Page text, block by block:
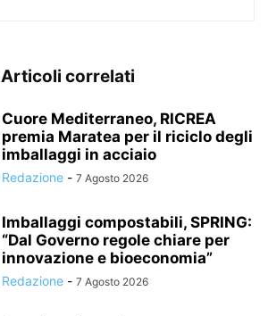
Articoli correlati
Cuore Mediterraneo, RICREA
premia Maratea per il riciclo degli
imballaggi in acciaio
Redazione - 7 Agosto 2026
Imballaggi compostabili, SPRING:
“Dal Governo regole chiare per
innovazione e bioeconomia”
Redazione - 7 Agosto 2026